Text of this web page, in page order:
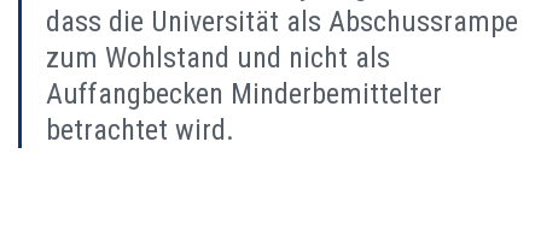
dass die Universität als Abschussrampe
zum Wohlstand und nicht als
Auffangbecken Minderbemittelter
betrachtet wird.